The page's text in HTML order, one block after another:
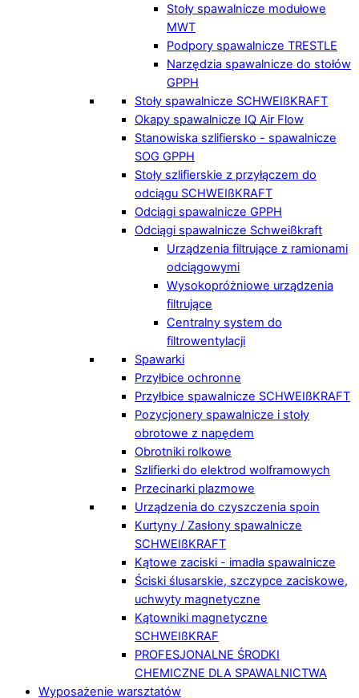
Stoły spawalnicze modułowe
MWT
Podpory spawalnicze TRESTLE
Narzędzia spawalnicze do stołów
GPPH
Stoły spawalnicze SCHWEIßKRAFT
Okapy spawalnicze IQ Air Flow
Stanowiska szlifiersko - spawalnicze
SOG GPPH
Stoły szlifierskie z przyłączem do
odciągu SCHWEIßKRAFT
Odciągi spawalnicze GPPH
Odciągi spawalnicze Schweißkraft
Urządzenia filtrujące z ramionami
odciągowymi
Wysokopróżniowe urządzenia
filtrujące
Centralny system do
filtrowentylacji
Spawarki
Przyłbice ochronne
Przyłbice spawalnicze SCHWEIßKRAFT
Pozycjonery spawalnicze i stoły
obrotowe z napędem
Obrotniki rolkowe
Szlifierki do elektrod wolframowych
Przecinarki plazmowe
Urządzenia do czyszczenia spoin
Kurtyny / Zasłony spawalnicze
SCHWEIßKRAFT
Kątowe zaciski - imadła spawalnicze
Ściski ślusarskie, szczypce zaciskowe,
uchwyty magnetyczne
Kątowniki magnetyczne
SCHWEIßKRAF
PROFESJONALNE ŚRODKI
CHEMICZNE DLA SPAWALNICTWA
Wyposażenie warsztatów